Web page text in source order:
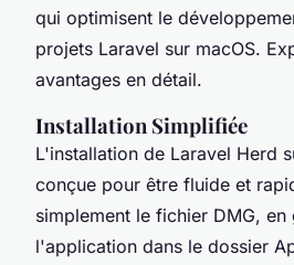
qui optimisent le
projets Laravel sur macOS.
avantages en détail.
Installation Simplifiée
L'installation de Laravel Herd
conçue pour être fluide et
simplement le fichier DMG,
l'application dans le dossier